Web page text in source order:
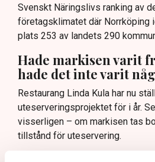
Svenskt Näringslivs ranking av
företagsklimatet där Norrköping
plats 253 av landets 290
Hade markisen varit
hade det inte varit
Restaurang Linda Kula har nu
uteserveringsprojektet för i år.
visserligen – om markisen tas
tillstånd för uteservering.